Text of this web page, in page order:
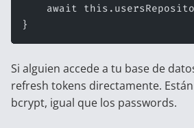
await
}
Si alguien accede a tu base de
refresh tokens directamente.
bcrypt, igual que los passwords.